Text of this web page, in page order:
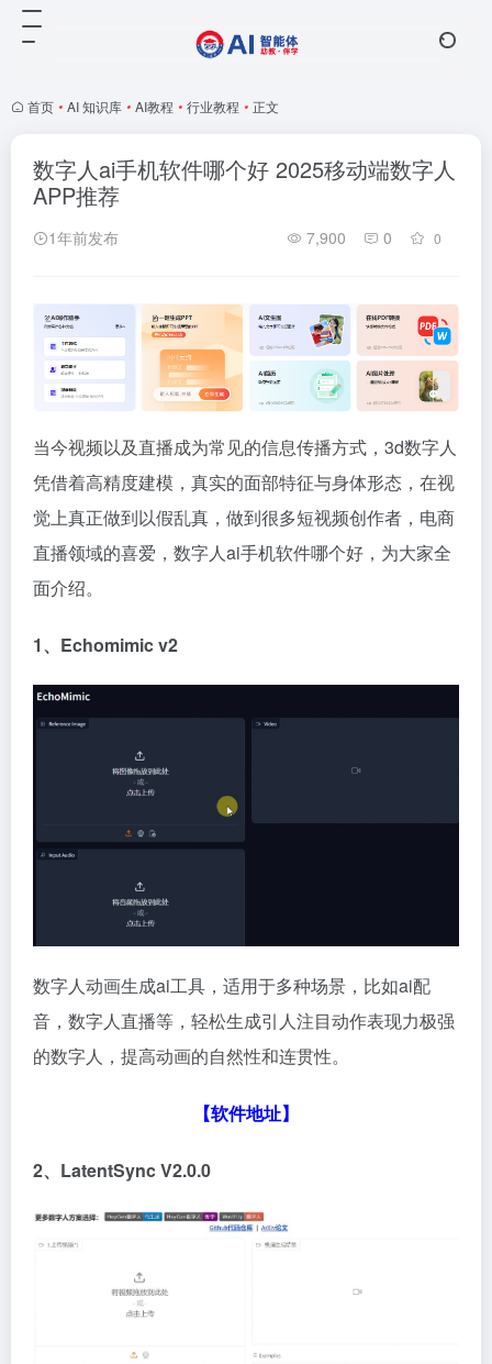
首页 • AI 知识库 • AI教程 • 行业教程 • 正文
数字人ai手机软件哪个好 2025移动端数字人
APP推荐
1年前发布 7,900 0 0
当今视频以及直播成为常见的信息传播方式，3d数字人
凭借着高精度建模，真实的面部特征与身体形态，在视
觉上真正做到以假乱真，做到很多短视频创作者，电商
直播领域的喜爱，数字人ai手机软件哪个好，为大家全
面介绍。
1、Echomimic v2
数字人动画生成ai工具，适用于多种场景，比如ai配
音，数字人直播等，轻松生成引人注目动作表现力极强
的数字人，提高动画的自然性和连贯性。
【软件地址】
2、LatentSync V2.0.0